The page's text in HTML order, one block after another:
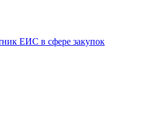
ЕИС в сфере закупок